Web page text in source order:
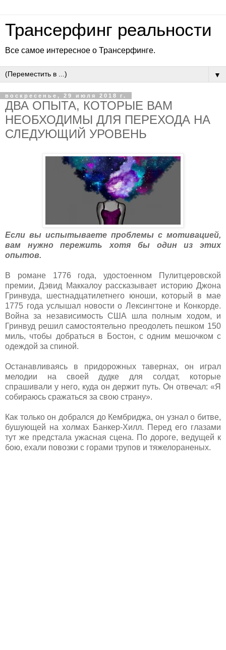
Трансерфинг реальности
Все самое интересное о Трансерфинге.
▼
воскресенье, 29 июля 2018 г.
ДВА ОПЫТА, КОТОРЫЕ ВАМ
НЕОБХОДИМЫ ДЛЯ ПЕРЕХОДА НА
СЛЕДУЮЩИЙ УРОВЕНЬ
Если вы испытываете проблемы с мотивацией,
вам нужно пережить хотя бы один из этих
опытов.
В романе 1776 года, удостоенном Пулитцеровской
премии, Дэвид Маккалоу рассказывает историю Джона
Гринвуда, шестнадцатилетнего юноши, который в мае
1775 года услышал новости о Лексингтоне и Конкорде.
Война за независимость США шла полным ходом, и
Гринвуд решил самостоятельно преодолеть пешком 150
миль, чтобы добраться в Бостон, с одним мешочком с
одеждой за спиной.
Останавливаясь в придорожных тавернах, он играл
мелодии на своей дудке для солдат, которые
спрашивали у него, куда он держит путь. Он отвечал: «Я
собираюсь сражаться за свою страну».
Как только он добрался до Кембриджа, он узнал о битве,
бушующей на холмах Банкер-Хилл. Перед его глазами
тут же предстала ужасная сцена. По дороге, ведущей к
бою, ехали повозки с горами трупов и тяжелораненых.